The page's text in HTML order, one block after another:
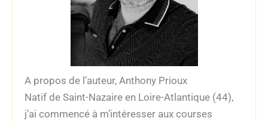
A propos de l’auteur, Anthony Prioux
Natif de Saint-Nazaire en Loire-Atlantique (44),
j’ai commencé à m’intéresser aux courses